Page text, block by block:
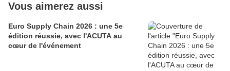
Vous aimerez aussi
Euro Supply Chain 2026 : une 5e
édition réussie, avec l'ACUTA au
cœur de l'événement